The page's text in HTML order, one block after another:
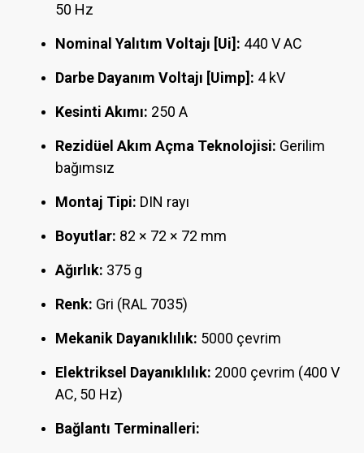
50 Hz
Nominal Yalıtım Voltajı [Ui]: 440 V AC
Darbe Dayanım Voltajı [Uimp]: 4 kV
Kesinti Akımı: 250 A
Rezidüel Akım Açma Teknolojisi: Gerilim
bağımsız
Montaj Tipi: DIN rayı
Boyutlar: 82 × 72 × 72 mm
Ağırlık: 375 g
Renk: Gri (RAL 7035)
Mekanik Dayanıklılık: 5000 çevrim
Elektriksel Dayanıklılık: 2000 çevrim (400 V
AC, 50 Hz)
Bağlantı Terminalleri: